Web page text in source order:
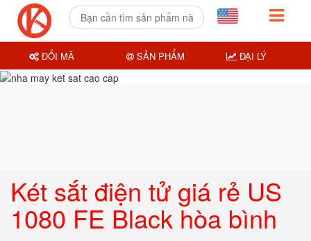
Két sắt điện tử giá rẻ US
1080 FE Black hòa bình
ĐỔI MÃ SẢN PHẨM ĐẠI LÝ